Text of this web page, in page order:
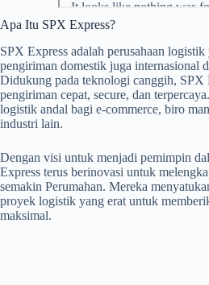
Apa Itu SPX Express?
SPX Express adalah perusahaan
pengiriman domestik juga internasional
Didukung pada teknologi canggih, SPX
pengiriman cepat, secure, dan
logistik andal bagi e-commerce, biro
industri lain.
Dengan visi untuk menjadi pemimpin
Express terus berinovasi untuk
semakin Perumahan. Mereka
proyek logistik yang erat untuk
maksimal.